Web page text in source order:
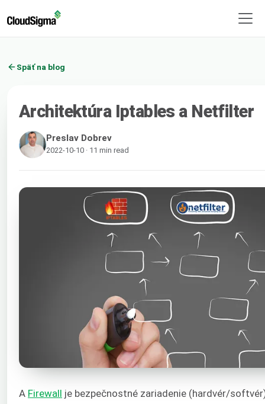
Späť na blog
Architektúra Iptables a Netfilter
Preslav Dobrev
2022-10-10 · 11 min read
A Firewall je bezpečnostné zariadenie (hardvér/